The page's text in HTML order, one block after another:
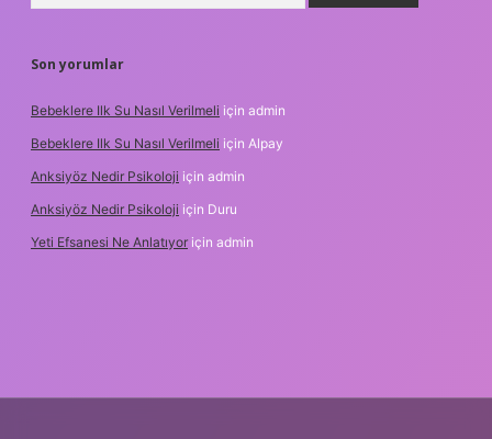
Son yorumlar
Bebeklere Ilk Su Nasıl Verilmeli için admin
Bebeklere Ilk Su Nasıl Verilmeli için Alpay
Anksiyöz Nedir Psikoloji için admin
Anksiyöz Nedir Psikoloji için Duru
Yeti Efsanesi Ne Anlatıyor için admin